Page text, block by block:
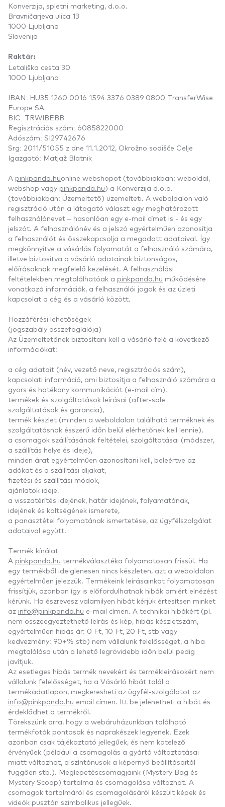
Konverzija, spletni marketing, d.o.o.
Bravničarjeva ulica 13
1000 Ljubljana
Slovenija
Raktár:
Letališka cesta 30
1000 Ljubljana
IBAN: HU35 1260 0016 1594 3376 0389 0800 TransferWise
Europe SA
BIC: TRWIBEBB
Regisztrációs szám: 6085822000
Adószám: SI29742676
Srg: 2011/51055 z dne 11.1.2012, Okrožno sodišče Celje
Igazgató: Matjaž Blatnik
A pinkpanda.huonline webshopot (továbbiakban: weboldal,
webshop vagy pinkpanda.hu) a Konverzija d.o.o.
(továbbiakban: Üzemeltető) üzemelteti. A weboldalon való
regisztráció után a látogató választ egy meghatározott
felhasználónevet – hasonlóan egy e-mail címet is - és egy
jelszót. A felhasználónév és a jelszó egyértelműen azonosítja
a felhasználót és összekapcsolja a megadott adataival. Így
megkönnyítve a vásárlás folyamatát a felhasználó számára,
illetve biztosítva a vásárló adatainak biztonságos,
előírásoknak megfelelő kezelését. A felhasználási
feltételekben megtalálhatóak a pinkpanda.hu működésére
vonatkozó információk, a felhasználói jogok és az üzleti
kapcsolat a cég és a vásárló között.
Hozzáférési lehetőségek
(jogszabály összefoglalója)
Az Üzemeltetőnek biztosítani kell a vásárló felé a következő
információkat:
a cég adatait (név, vezető neve, regisztrációs szám),
kapcsolati információ, ami biztosítja a felhasználó számára a
gyors és hatékony kommunikációt (e-mail cím),
termékek és szolgáltatások leírásai (after-sale
szolgáltatások és garancia),
termék készlet (minden a weboldalon található terméknek és
szolgáltatásnak ésszerű időn belül elérhetőnek kell lennie),
a csomagok szállításának feltételei, szolgáltatásai (módszer,
a szállítás helye és ideje),
minden árat egyértelműen azonosítani kell, beleértve az
adókat és a szállítási díjakat,
fizetési és szállítási módok,
ajánlatok ideje,
a visszatérítés idejének, határ idejének, folyamatának,
idejének és költségének ismerete,
a panasztétel folyamatának ismertetése, az ügyfélszolgálat
adataival együtt.
Termék kínálat
A pinkpanda.hu termékválasztéka folyamatosan frissül. Ha
egy termékből ideiglenesen nincs készleten, azt a weboldalon
egyértelműen jelezzük. Termékeink leírásainkat folyamatosan
frissítjük, azonban így is előfordulhatnak hibák amiért elnézést
kérünk. Ha észrevesz valamilyen hibát kérjük értesítsen minket
az info@pinkpanda.hu e-mail címen. A technikai hibákért (pl.
nem összeegyeztethető leírás és kép, hibás készletszám,
egyértelműen hibás ár: 0 Ft, 10 Ft, 20 Ft, stb vagy
kedvezmény: 90+% stb) nem vállalunk felelősséget, a hiba
megtalálása után a lehető legrövidebb időn belül pedig
javítjuk.
Az esetleges hibás termék nevekért és termékleírásokért nem
vállalunk felelősséget, ha a Vásárló hibát talál a
termékadatlapon, megkeresheti az ügyfél-szolgálatot az
info@pinkpanda.hu email címen. Itt be jelenetheti a hibát és
érdeklődhet a termékről.
Törekszünk arra, hogy a webáruházunkban található
termékfotók pontosak és naprakészek legyenek. Ezek
azonban csak tájékoztató jellegűek, és nem kötelező
érvényűek (például a csomagolás a gyártó változtatásai
miatt változhat, a színtónusok a képernyő beállításaitól
függően stb.). Meglepetéscsomagjaink (Mystery Bag és
Mystery Scoop) tartalma és csomagolása változhat. A
csomagok tartalmáról és csomagolásáról készült képek és
videók pusztán szimbolikus jellegűek.